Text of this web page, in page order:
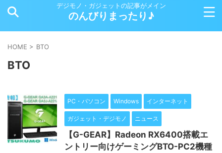
デジモノ・ガジェットの記事がメイン
のんびりまったり♪
HOME > BTO
BTO
PC・パソコン Windows インターネット
ガジェット・デジモノ ニュース
【G-GEAR】Radeon RX6400搭載エ
ントリー向けゲーミングBTO-PC2機種